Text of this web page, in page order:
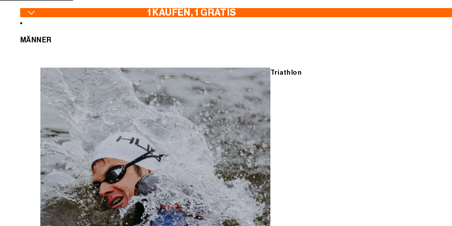
1 KAUFEN, 1 GRATIS
MÄNNER
Triathlon